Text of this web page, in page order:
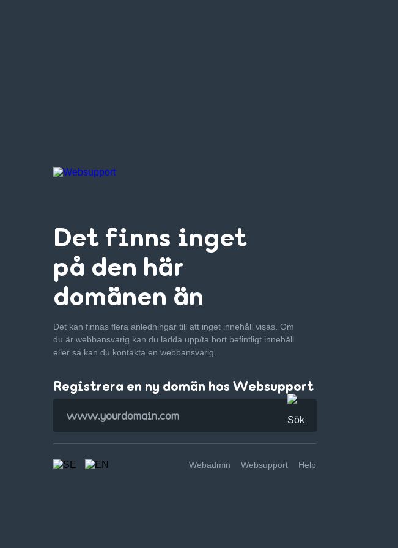
Det finns inget
på den här
domänen än
Det kan finnas flera anledningar till att inget innehåll visas. Om
du är webbansvarig kan du ladda upp/ta bort befintligt innehåll
eller så kan du kontakta en webbansvarig.
Registrera en ny domän hos Websupport
Webadmin Websupport Help